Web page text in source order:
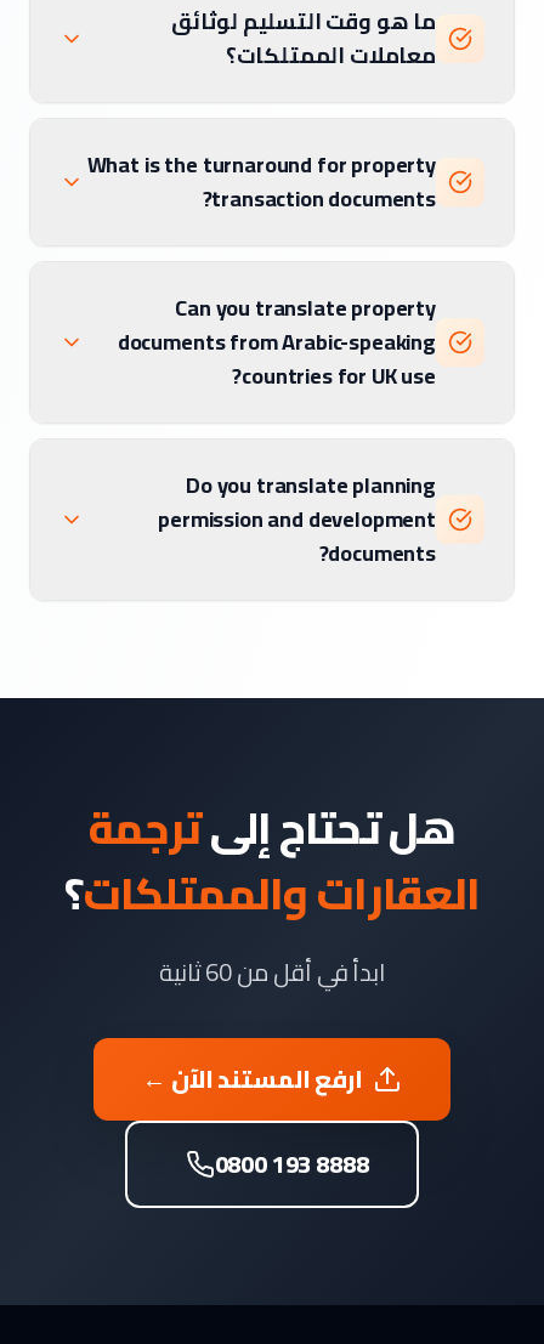
ما هو وقت التسليم لوثائق
معاملات الممتلكات؟
What is the turnaround for property
transaction documents?
Can you translate property
documents from Arabic-speaking
countries for UK use?
Do you translate planning
permission and development
documents?
هل تحتاج إلىترجمة
العقارات والممتلكات؟
ابدأ في أقل من 60 ثانية
ارفع المستند الآن ←
0800 193 8888